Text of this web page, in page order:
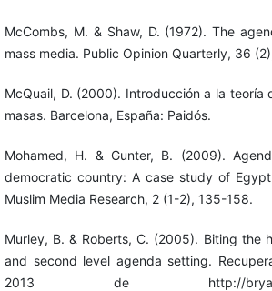
McCombs, M. & Shaw, D. (1972). The
mass media. Public Opinion Quarterly, 36
McQuail, D. (2000). Introducción a la teoría
masas. Barcelona, España: Paidós.
Mohamed, H. & Gunter, B. (2009).
democratic country: A case study of
Muslim Media Research, 2 (1-2), 135-158.
Murley, B. & Roberts, C. (2005). Biting the
and second level agenda setting.
2013 de http://